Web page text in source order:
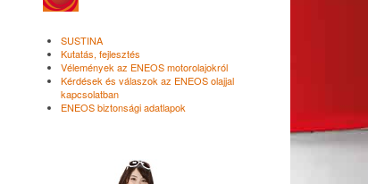
SUSTINA
Kutatás, fejlesztés
Vélemények az ENEOS motorolajokról
Kérdések és válaszok az ENEOS olajjal
kapcsolatban
ENEOS biztonsági adatlapok